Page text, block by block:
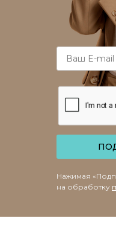
Нажимая
на обработку